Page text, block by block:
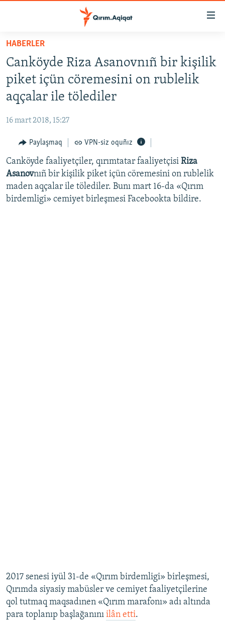
Esas
qaytmaq
Baş
navigatsiyağa
qaytmaq
Qıdıruvğa
HABERLER
SİYASET
İQTİSADİYAT
MEDENİYET
İNSAN AQLARI
VİDEO
SÜRET
BLOGLAR
HABERLER
Canköyde Riza Asanovnıñ bir kişilik
piket içün cöremesini on rublelik
aqçalar ile tölediler
16 mart 2018, 15:27
Paylaşmaq VPN-siz oquñız
Canköyde faaliyetçiler, qırımtatar faaliyetçisi Riza
Asanovnıñ bir kişilik piket içün cöremesini on rublelik
maden aqçalar ile tölediler. Bunı mart 16-da «Qırım
birdemligi» cemiyet birleşmesi Facebookta bildire.
2017 senesi iyül 31-de «Qırım birdemligi» birleşmesi,
Qırımda siyasiy mabüsler ve cemiyet faaliyetçilerine
qol tutmaq maqsadınen «Qırım marafonı» adı altında
para toplanıp başlağanını ilân etti.